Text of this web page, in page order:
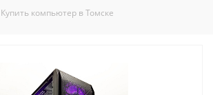
компьютер в Томске